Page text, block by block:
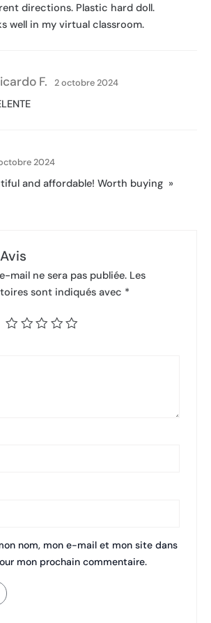
directions. Plastic hard doll.
well in my virtual classroom.
F. 2 octobre 2024
2024
and affordable! Worth buying  »
mail ne sera pas publiée. Les
sont indiqués avec *
nom, mon e-mail et mon site dans
mon prochain commentaire.